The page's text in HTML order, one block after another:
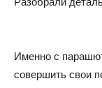
Именно с
совершить свои